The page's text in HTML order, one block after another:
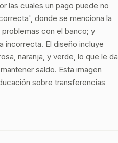
las cuales un pago puede no
donde se menciona la
con el banco; y
incorrecta. El diseño incluye
naranja, y verde, lo que le da
saldo. Esta imagen
sobre transferencias